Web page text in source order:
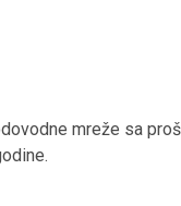
mreže sa